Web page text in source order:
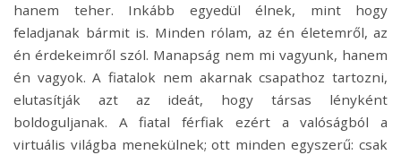
hanem teher. Inkább egyedül élnek, mint hogy
feladjanak bármit is. Minden rólam, az én életemről, az
én érdekeimről szól. Manapság nem mi vagyunk, hanem
én vagyok. A fiatalok nem akarnak csapathoz tartozni,
elutasítják azt az ideát, hogy társas lényként
boldoguljanak. A fiatal férfiak ezért a valóságból a
virtuális világba menekülnek; ott minden egyszerű: csak